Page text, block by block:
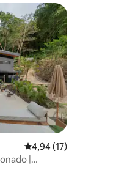
4,94 de uma
4,94 (17)
|